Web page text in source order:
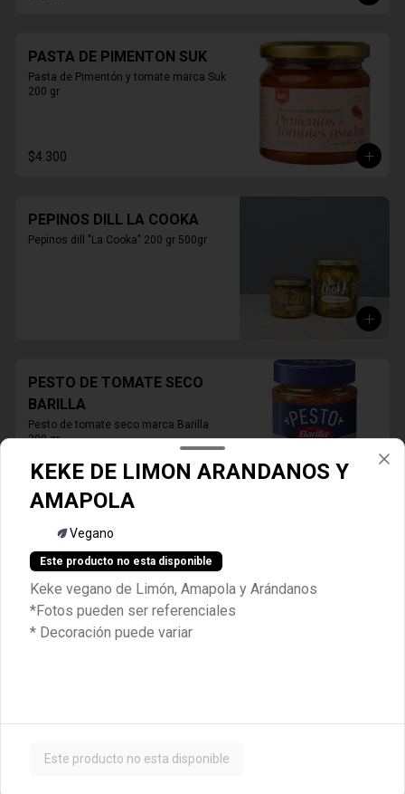
PASTA DE PIMENTON SUK
Pasta de Pimentón y tomate marca Suk
200 gr
$4.300
PEPINOS DILL LA COOKA
Pepinos dill "La Cooka" 200 gr 500gr
PESTO DE TOMATE SECO
BARILLA
Pesto de tomate seco marca Barilla
200 gr
$6.600
PESTO GENOVESE BARILLA
Pesto alla Genovese marca Barilla 190
grs. Producto no vegano.
ACEITUNA AZAPA
KEKE DE LIMON ARANDANOS Y
AMAPOLA
Vegano
Este producto no esta disponible
Keke vegano de Limón, Amapola y Arándanos
*Fotos pueden ser referenciales
* Decoración puede variar
Este producto no esta disponible